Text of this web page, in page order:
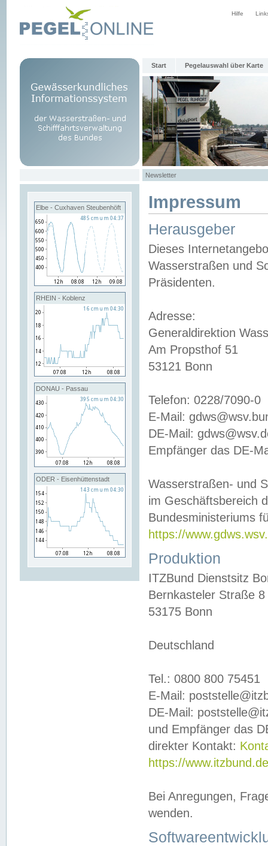
Hilfe
Start Pegelauswahl über Karte
Newsletter
Elbe - Cuxhaven Steubenhöft
RHEIN - Koblenz
DONAU - Passau
ODER - Eisenhüttenstadt
Impressum
Herausgeber
Dieses
Wasserstraßen und
Präsidenten.
Adresse:
Generaldirektion
Am Propsthof 51
53121 Bonn
Telefon: 0228/7090-0
E-Mail:
DE-Mail:
Empfänger das DE-
Wasserstraßen- und
im Geschäftsbereich
Bundesministeriums
https://
Produktion
ITZBund Dienstsitz
Bernkasteler Straße 8
53175 Bonn
Deutschland
Tel.: 0800 800 75451
E-Mail:
DE-Mail:
und Empfänger das
direkter Kontakt:
https://
Bei Anregungen,
wenden.